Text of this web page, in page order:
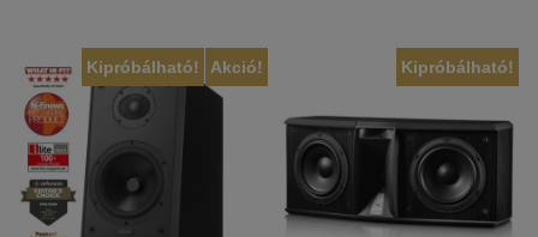
Akció!
Kipróbálható! Kipróbálható!